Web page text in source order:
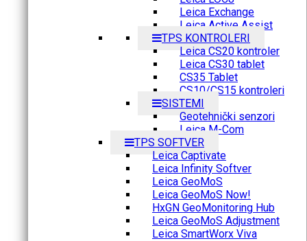
Leica Exchange
Leica Active Assist
TPS KONTROLERI
Leica CS20 kontroler
Leica CS30 tablet
CS35 Tablet
CS10/CS15 kontroleri
SISTEMI
Geotehnički senzori
Leica M-Com
TPS SOFTVER
Leica Captivate
Leica Infinity Softver
Leica GeoMoS
Leica GeoMoS Now!
HxGN GeoMonitoring Hub
Leica GeoMoS Adjustment
Leica SmartWorx Viva